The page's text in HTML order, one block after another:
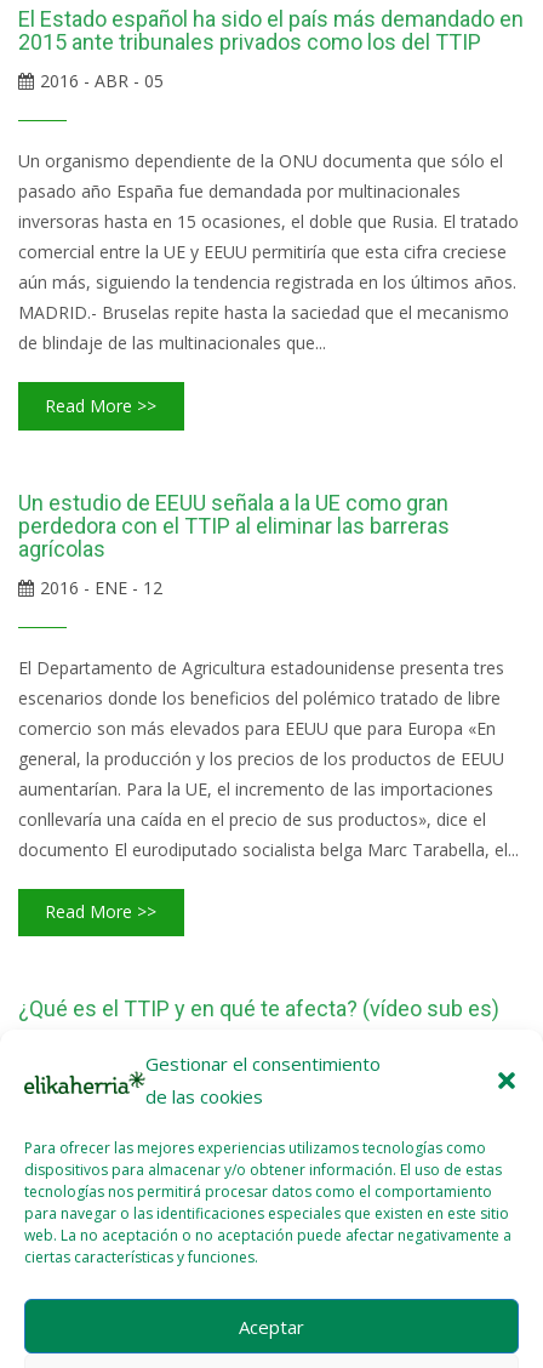
Gestionar el consentimiento
de las cookies
Para ofrecer las mejores experiencias utilizamos tecnologías como
dispositivos para almacenar y/o obtener información. El uso de estas
tecnologías nos permitirá procesar datos como el comportamiento
para navegar o las identificaciones especiales que existen en este sitio
web. La no aceptación o no aceptación puede afectar negativamente a
ciertas características y funciones.
Aceptar
El Estado español ha sido el país más demandado en
2015 ante tribunales privados como los del TTIP
2016 - ABR - 05
Un organismo dependiente de la ONU documenta que sólo el
pasado año España fue demandada por multinacionales
inversoras hasta en 15 ocasiones, el doble que Rusia. El tratado
comercial entre la UE y EEUU permitiría que esta cifra creciese
aún más, siguiendo la tendencia registrada en los últimos años.
MADRID.- Bruselas repite hasta la saciedad que el mecanismo
de blindaje de las multinacionales que...
Read More >>
Un estudio de EEUU señala a la UE como gran
perdedora con el TTIP al eliminar las barreras
agrícolas
2016 - ENE - 12
El Departamento de Agricultura estadounidense presenta tres
escenarios donde los beneficios del polémico tratado de libre
comercio son más elevados para EEUU que para Europa «En
general, la producción y los precios de los productos de EEUU
aumentarían. Para la UE, el incremento de las importaciones
conllevaría una caída en el precio de sus productos», dice el
documento El eurodiputado socialista belga Marc Tarabella, el...
Read More >>
¿Qué es el TTIP y en qué te afecta? (vídeo sub es)
Read More >>